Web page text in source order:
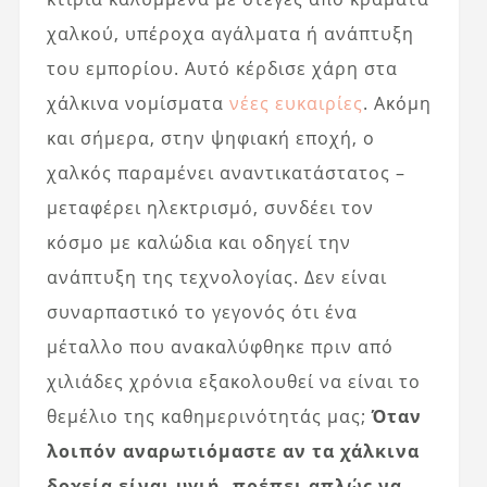
χαλκού, υπέροχα αγάλματα ή ανάπτυξη
του εμπορίου. Αυτό κέρδισε χάρη στα
χάλκινα νομίσματα νέες ευκαιρίες. Ακόμη
και σήμερα, στην ψηφιακή εποχή, ο
χαλκός παραμένει αναντικατάστατος –
μεταφέρει ηλεκτρισμό, συνδέει τον
κόσμο με καλώδια και οδηγεί την
ανάπτυξη της τεχνολογίας. Δεν είναι
συναρπαστικό το γεγονός ότι ένα
μέταλλο που ανακαλύφθηκε πριν από
χιλιάδες χρόνια εξακολουθεί να είναι το
θεμέλιο της καθημερινότητάς μας;Όταν
λοιπόν αναρωτιόμαστε αν τα χάλκινα